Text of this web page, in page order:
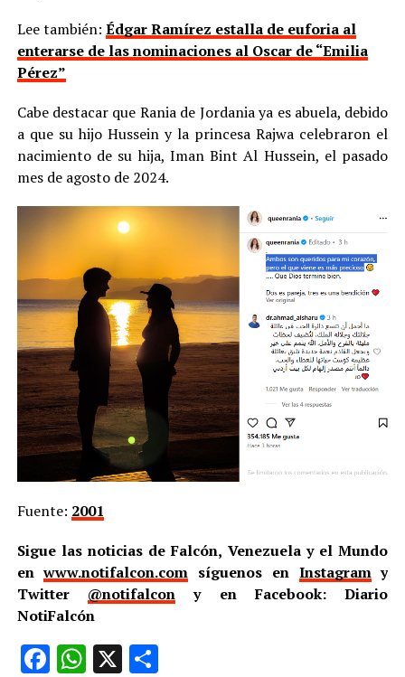
Lee también: Édgar Ramírez estalla de euforia al
enterarse de las nominaciones al Oscar de “Emilia
Pérez”
Cabe destacar que Rania de Jordania ya es abuela, debido
a que su hijo Hussein y la princesa Rajwa celebraron el
nacimiento de su hija, Iman Bint Al Hussein, el pasado
mes de agosto de 2024.
Fuente: 2001
Sigue las noticias de Falcón, Venezuela y el Mundo
enwww.notifalcon.com síguenos en Instagramy
Twitter @notifalcon y en Facebook: Diario
NotiFalcón
Facebook
WhatsApp
X Compartir